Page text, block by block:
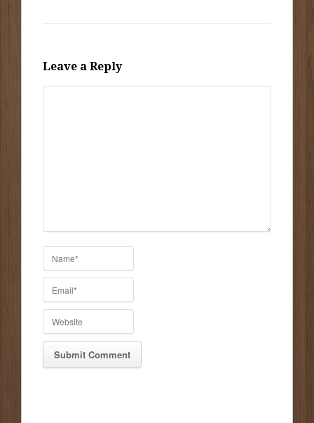
Leave a Reply